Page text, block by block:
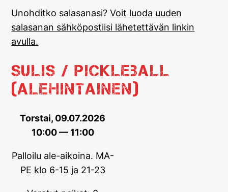
Unohditko salasanasi?Voit luoda uuden
salasanan sähköpostiisi lähetettävän linkin
avulla.
Sulis / Pickleball
(alehintainen)
Torstai, 09.07.2026
10:00 — 11:00
Palloilu ale-aikoina. MA-
PE klo 6-15 ja 21-23